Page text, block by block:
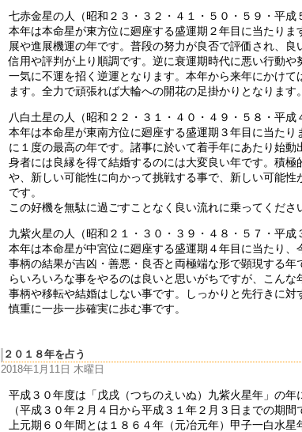
七赤金星の人（昭和２３・３２・４１・５０・５９・平成
本年は本命星が東方位に廻座する盛運期２年目に当たりま
展や進展機運の年です。普段の努力が良否で評価され、良
信用や評判が上り順調です。逆に衰運期時代に悪い行動や
一気に不運を招く逆運となります。本年から来年にかけて
ます。全力で頑張れば大輪への開花の足掛かりとなります。
八白土星の人（昭和２２・３１・４０・４９・５８・平成
本年は本命星が東南方位に廻座する盛運期３年目に当たり
に１度の最高の年です。諸事に於いて着手年にあたり始動
身者には良縁を得て結婚するのには大変良い年です。積極
や、新しい可能性に向かって挑戦する事で、新しい可能性
です。
この好機を無駄に過ごすことなく良い流れに乗ってくださ
九紫火星の人（昭和２１・３０・３９・４８・５７・平成
本年は本命星が中宮位に廻座する盛運期４年目に当たり、
事柄の結果が吉凶・善悪・良否と両極端な形で顕現する年
らいろいろな事をやるのは良いと思いがちですが、こんな
事柄や移転や結婚はしない事です。しっかりと先行きに対
慎重に一歩一歩確実に歩む事です。
２０１８年を占う
2018年1月11日 木曜日
平成３０年度は「戊戌（つちのえいぬ）九紫火星年」の年
（平成３０年２月４日から平成３１年２月３日までの期間
上元期６０年間とは１８６４年（元冶元年）甲子一白水星